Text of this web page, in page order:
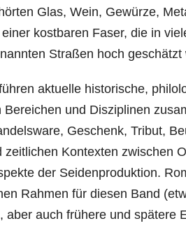
Glas, Wein, Gewürze,
kostbaren Faser, die in
Straßen hoch geschätzt
aktuelle historische,
und Disziplinen
Geschenk, Tribut,
Kontexten zwischen
der Seidenproduktion.
Rahmen für diesen Band
aber auch frühere und spätere